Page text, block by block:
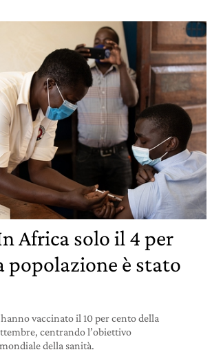
Africa solo il 4 per
popolazione è stato
vaccinato il 10 per cento della
centrando l’obiettivo
della sanità.